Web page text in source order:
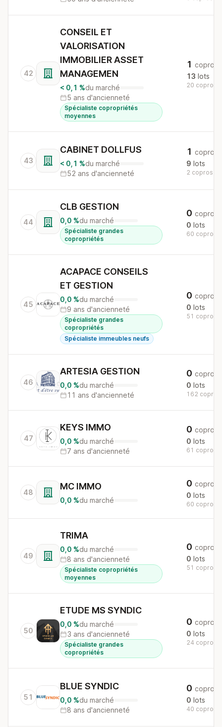
42
CONSEIL ET
VALORISATION
IMMOBILIER ASSET
MANAGEMEN
< 0,1 %du marché
5 ans d'ancienneté
Spécialiste copropriétés
moyennes
1 copro
13 lots
20 copros
43
CABINET DOLLFUS
< 0,1 %du marché
52 ans d'ancienneté
1 copro
9 lots
2 copros
44
CLB GESTION
0,0 %du marché
Spécialiste grandes
copropriétés
0 copros
0 lots
60 copros
45
ACAPACE CONSEILS
ET GESTION
0,0 %du marché
9 ans d'ancienneté
Spécialiste grandes
copropriétés
Spécialiste immeubles neufs
0 copros
0 lots
51 copros
46
ARTESIA GESTION
0,0 %du marché
11 ans d'ancienneté
0 copros
0 lots
162 copros
47
KEYS IMMO
0,0 %du marché
7 ans d'ancienneté
0 copros
0 lots
61 copros
48
MC IMMO
0,0 %du marché
0 copros
0 lots
60 copros
49
TRIMA
0,0 %du marché
8 ans d'ancienneté
Spécialiste copropriétés
moyennes
0 copros
0 lots
51 copros
50
ETUDE MS SYNDIC
0,0 %du marché
3 ans d'ancienneté
Spécialiste grandes
copropriétés
0 copros
0 lots
24 copros
51
BLUE SYNDIC
0,0 %du marché
8 ans d'ancienneté
0 copros
0 lots
40 copros